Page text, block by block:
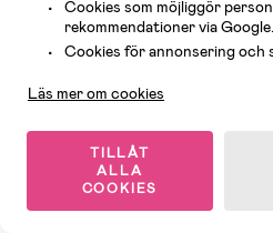
Britax Römer Max-Safe Pro
Bilbarnstol, Urban Olive Lux
Cookies som möjliggör
rekommendationer via Google.
Cookies för annonsering och
Läs mer om cookies
TILLÅT
ALLA
COOKIES